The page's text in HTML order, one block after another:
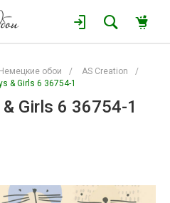
Немецкие обои / AS Creation
/
& Girls 6 36754-1
Girls 6 36754-1